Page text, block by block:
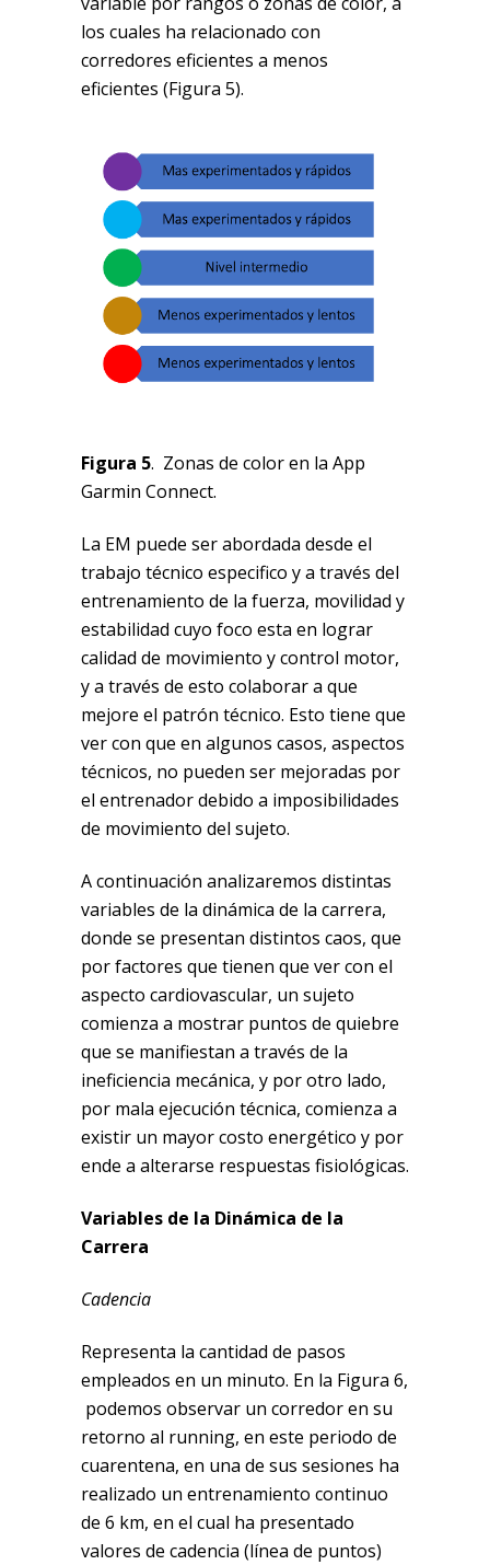
los cuales ha relacionado con
corredores eficientes a menos
eficientes (Figura 5).
Figura 5. Zonas de color en la App
Garmin Connect.
La EM puede ser abordada desde el
trabajo técnico especifico y a través del
entrenamiento de la fuerza, movilidad y
estabilidad cuyo foco esta en lograr
calidad de movimiento y control motor,
y a través de esto colaborar a que
mejore el patrón técnico. Esto tiene que
ver con que en algunos casos, aspectos
técnicos, no pueden ser mejoradas por
el entrenador debido a imposibilidades
de movimiento del sujeto.
A continuación analizaremos distintas
variables de la dinámica de la carrera,
donde se presentan distintos caos, que
por factores que tienen que ver con el
aspecto cardiovascular, un sujeto
comienza a mostrar puntos de quiebre
que se manifiestan a través de la
ineficiencia mecánica, y por otro lado,
por mala ejecución técnica, comienza a
existir un mayor costo energético y por
ende a alterarse respuestas fisiológicas.
Variables de la Dinámica de la
Carrera
Cadencia
Representa la cantidad de pasos
empleados en un minuto. En la Figura 6,
podemos observar un corredor en su
retorno al running, en este periodo de
cuarentena, en una de sus sesiones ha
realizado un entrenamiento continuo
de 6 km, en el cual ha presentado
valores de cadencia (línea de puntos)